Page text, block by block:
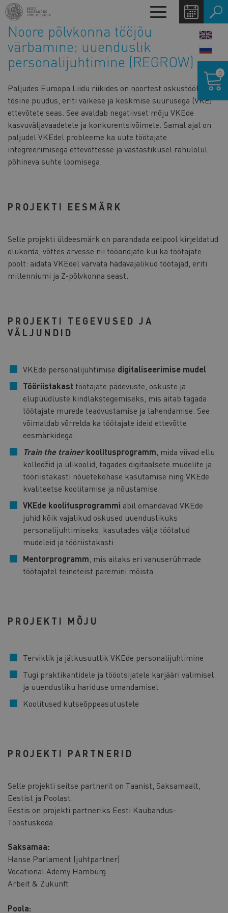
Liigu
edasi
põhisisu
juurde
Toggle
navigation
Noore põlvkonna tööjõu
värbamine: uuenduslik
personalijuhtimine (REGROW)
Paljudes Euroopa Liidu riikides on noortest oskustöölistest
tõsine puudus, eriti väikese ja keskmise suurusega (VKE)
ettevõtete seas. See avaldab negatiivset mõju VKEde
kasvuväljavaadetele ja konkurentsivõimele. Samal ajal on
paljudel VKEdel probleeme ka uute töötajate
integreerimisega ettevõttesse ja vastastikusel rahulolul
põhineva suhte loomisega.
PROJEKTI EESMÄRK
Selle projekti üldeesmärk on parandada eelpool kirjeldatud
olukorda, võttes arvesse nii tööandjate kui ka töötajate
poolt: aidata VKEdel värvata hädavajalikud töötajad, eriti
millenniumi ja Z-põlvkonna seast.
PROJEKTI TEGEVUSED JA
VÄLJUNDID
VKEde personalijuhtimise digitaliseerimise mudel
Tööriistakast töötajate pädevuste, oskuste ja
elupüüdluste kindlakstegemiseks, mis aitab tagada
töötajate murede teadvustamise ja lahendamise. See
võimaldab võrrelda ka töötajate ideid ettevõtte
eesmärkidega
Train the trainerkoolitusprogramm , mida viivad ellu
kolledžid ja ülikoolid, tagades digitaalsete mudelite ja
tööriistakasti nõuetekohase kasutamise ning VKEde
kvaliteetse koolitamise ja nõustamise.
VKEde koolitusprogrammi abil omandavad VKEde
juhid kõik vajalikud oskused uuenduslikuks
personalijuhtimiseks, kasutades välja töötatud
mudeleid ja tööriistakasti
Mentorprogramm , mis aitaks eri vanuserühmade
töötajatel teineteist paremini mõista
PROJEKTI MÕJU
Terviklik ja jätkusuutlik VKEde personalijuhtimine
Tugi praktikantidele ja tööotsijatele karjääri valimisel
ja uuendusliku hariduse omandamisel
Koolitused kutseõppeasutustele
PROJEKTI PARTNERID
Selle projekti seitse partnerit on Taanist, Saksamaalt,
Eestist ja Poolast.
Eestis on projekti partneriks Eesti Kaubandus-
Tööstuskoda.
Saksamaa:
Hanse Parlament (juhtpartner)
Vocational Ademy Hamburg
Arbeit & Zukunft
Poola:
0